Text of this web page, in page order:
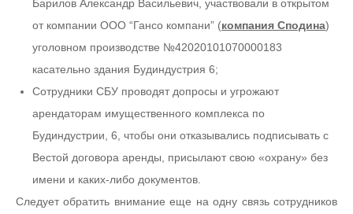
Барилов Александр Васильевич, участвовали в открытом
от компании ООО “Гансо компани” (компания Сподина)
уголовном производстве №42020101070000183
касательно здания Будиндустрия 6;
Сотрудники СБУ проводят допросы и угрожают
арендаторам имущественного комплекса по
Будиндустрии, 6, чтобы они отказывались подписывать с
Вестой договора аренды, присылают свою «охрану» без
имени и каких-либо документов.
Следует обратить внимание еще на одну связь сотрудников